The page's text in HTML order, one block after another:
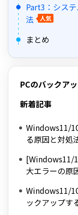
Part3：シス
法
人気
まとめ
PCのバックア
新着記事
Windows11/
る原因と対処
[Windows11/
大エラーの原
Windows11/
ックアップす